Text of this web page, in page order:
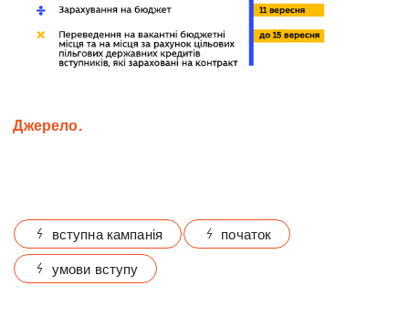
Джерело.
вступна кампанія початок
умови вступу